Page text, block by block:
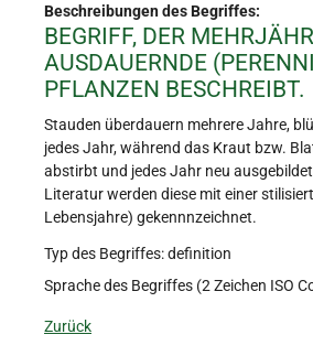
Beschreibungen des Begriffes:
BEGRIFF, DER
AUSDAUERNDE
PFLANZEN BESCHREIBT.
Stauden überdauern mehrere Jahre,
jedes Jahr, während das Kraut bzw.
abstirbt und jedes Jahr neu
Literatur werden diese mit einer
Lebensjahre) gekennnzeichnet.
Typ des Begriffes: definition
Sprache des Begriffes (2 Zeichen ISO
Zurück